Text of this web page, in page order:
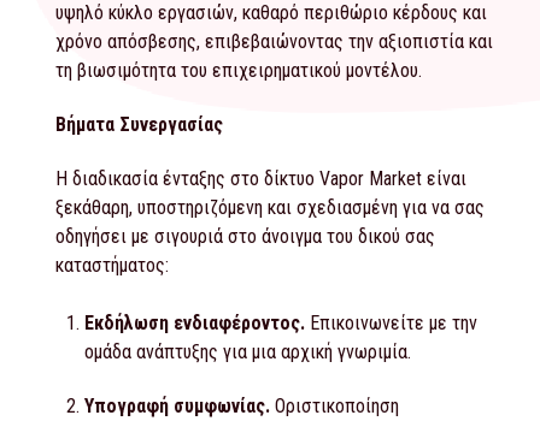
υψηλό κύκλο εργασιών, καθαρό περιθώριο κέρδους και
χρόνο απόσβεσης, επιβεβαιώνοντας την αξιοπιστία και
τη βιωσιμότητα του επιχειρηματικού μοντέλου.
Βήματα Συνεργασίας
Η διαδικασία ένταξης στο δίκτυο Vapor Market είναι
ξεκάθαρη, υποστηριζόμενη και σχεδιασμένη για να σας
οδηγήσει με σιγουριά στο άνοιγμα του δικού σας
καταστήματος:
Εκδήλωση ενδιαφέροντος. Επικοινωνείτε με την
ομάδα ανάπτυξης για μια αρχική γνωριμία.
Υπογραφή συμφωνίας. Οριστικοποίηση